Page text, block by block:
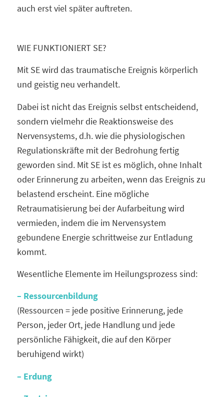
auch erst viel später auftreten.
WIE FUNKTIONIERT SE?
Mit SE wird das traumatische Ereignis körperlich
und geistig neu verhandelt.
Dabei ist nicht das Ereignis selbst entscheidend,
sondern vielmehr die Reaktionsweise des
Nervensystems, d.h. wie die physiologischen
Regulationskräfte mit der Bedrohung fertig
geworden sind. Mit SE ist es möglich, ohne Inhalt
oder Erinnerung zu arbeiten, wenn das Ereignis zu
belastend erscheint. Eine mögliche
Retraumatisierung bei der Aufarbeitung wird
vermieden, indem die im Nervensystem
gebundene Energie schrittweise zur Entladung
kommt.
Wesentliche Elemente im Heilungsprozess sind:
– Ressourcenbildung
(Ressourcen = jede positive Erinnerung, jede
Person, jeder Ort, jede Handlung und jede
persönliche Fähigkeit, die auf den Körper
beruhigend wirkt)
– Erdung